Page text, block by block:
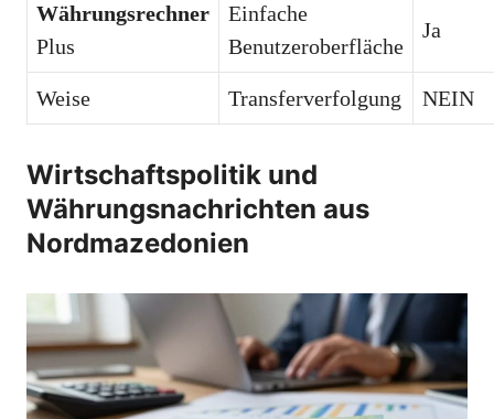
Währungsrechner
Plus
Einfache
Benutzeroberfläche
Ja
Weise Transferverfolgung NEIN
Wirtschaftspolitik und
Währungsnachrichten aus
Nordmazedonien